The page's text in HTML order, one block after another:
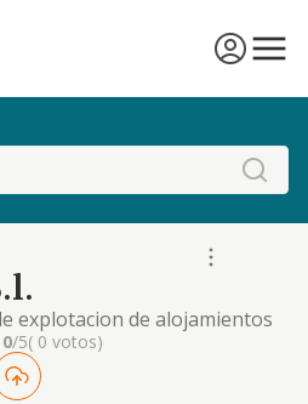
explotacion de alojamientos
propias de la
la inversion inmobiliaria,
de eventos y de actividades
0/5( 0 votos)